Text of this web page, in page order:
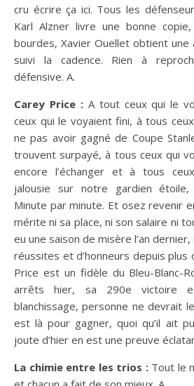
cru écrire ça ici. Tous les
Karl Alzner livre une bonne
bourdes, Xavier Ouellet obtient
suivi la cadence. Rien à
défensive. A.
Carey Price :A tout ceux qui le
ceux qui le voyaient fini, à tous
ne pas avoir gagné de Coupe
trouvent surpayé, à tous ceux qui
encore l’échanger et à tous
jalousie sur notre gardien
Minute par minute. Et osez revenir
mérite ni sa place, ni son salaire ni
eu une saison de misère l’an
réussites et d’honneurs depuis plus
Price est un fidèle du Bleu-Blanc-
arrêts hier, sa 290e victoire
blanchissage, personne ne devrait
est là pour gagner, quoi qu’il ait
joute d’hier en est une preuve
La chimie entre les trios :Tout le